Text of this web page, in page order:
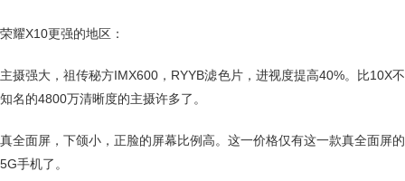
荣耀X10更强的地区：
主摄强大，祖传秘方IMX600，RYYB滤色片，进视度提高40%。比10X不
知名的4800万清晰度的主摄许多了。
真全面屏，下颌小，正脸的屏幕比例高。这一价格仅有这一款真全面屏的
5G手机了。